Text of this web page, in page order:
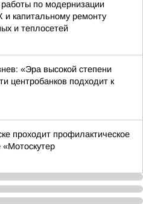
по модернизации
капитальному ремонту
и теплосетей
«Эра высокой степени
центробанков подходит к
проходит профилактическое